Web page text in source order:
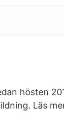
hösten
Läs